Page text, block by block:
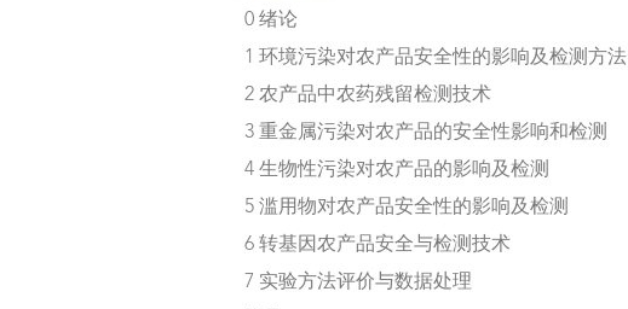
0 绪论
1 环境污染对农产品安全性的影响及检测方法
2 农产品中农药残留检测技术
3 重金属污染对农产品的安全性影响和检测
4 生物性污染对农产品的影响及检测
5 滥用物对农产品安全性的影响及检测
6 转基因农产品安全与检测技术
7 实验方法评价与数据处理